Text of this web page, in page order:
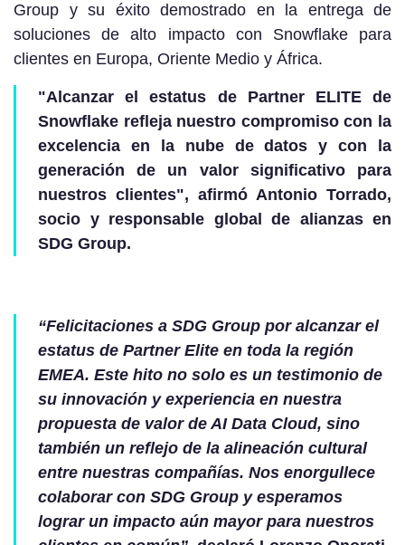
Group y su éxito demostrado en la entrega de
soluciones de alto impacto con Snowflake para
clientes en Europa, Oriente Medio y África.
"Alcanzar el estatus de Partner ELITE de
Snowflake refleja nuestro compromiso con la
excelencia en la nube de datos y con la
generación de un valor significativo para
nuestros clientes", afirmó Antonio Torrado,
socio y responsable global de alianzas en
SDG Group.
“Felicitaciones a SDG Group por alcanzar el
estatus de Partner Elite en toda la región
EMEA. Este hito no solo es un testimonio de
su innovación y experiencia en nuestra
propuesta de valor de AI Data Cloud, sino
también un reflejo de la alineación cultural
entre nuestras compañías. Nos enorgullece
colaborar con SDG Group y esperamos
lograr un impacto aún mayor para nuestros